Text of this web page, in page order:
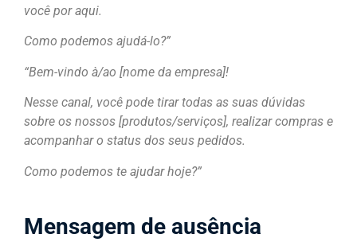
você por aqui.
Como podemos ajudá-lo?”
“Bem-vindo à/ao [nome da empresa]!
Nesse canal, você pode tirar todas as suas dúvidas
sobre os nossos [produtos/serviços], realizar compras e
acompanhar o status dos seus pedidos.
Como podemos te ajudar hoje?”
Mensagem de ausência